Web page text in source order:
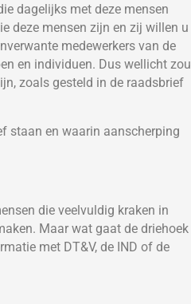
dagelijks met deze mensen
deze mensen zijn en zij willen u
medewerkers van de
en individuen. Dus wellicht zou
zoals gesteld in de raadsbrief
staan en waarin aanscherping
die veelvuldig kraken in
Maar wat gaat de driehoek
met DT&V, de IND of de